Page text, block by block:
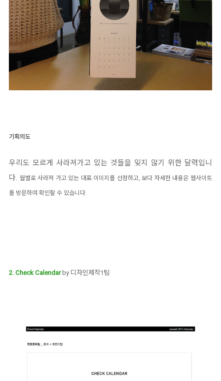
기획의도
우리도 모르게 사라져가고 있는 것들을 잊지 않기 위한 달력입니
다. 월별로 사라져 가고 있는 대표 이미지를 선정하고, 보다 자세한 내용은 웹사이트
를 방문하여 확인할 수 있습니다.
2. Check Calendarby 디자인제작1팀